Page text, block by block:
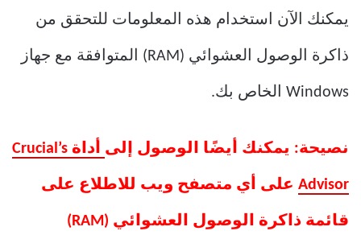
يمكنك الآن استخدام هذه المعلومات للتحقق من
ذاكرة الوصول العشوائي (RAM) المتوافقة مع جهاز
Windows الخاص بك.
نصيحة: يمكنك أيضًا الوصول إلى أداة Crucial’s
Advisor على أي متصفح ويب للاطلاع على
قائمة ذاكرة الوصول العشوائي (RAM)